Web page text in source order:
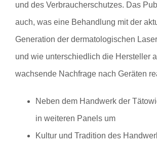
und des Verbraucherschutzes. Das
auch, was eine Behandlung mit der
Generation der dermatologischen
und wie unterschiedlich die Hersteller
wachsende Nachfrage nach Geräten
Neben dem Handwerk der
in weiteren Panels um
Kultur und Tradition des